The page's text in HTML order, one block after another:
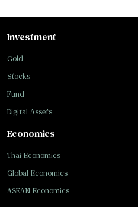
Investment
Gold
Stocks
Fund
Digital Assets
Economics
Thai Economics
Global Economics
ASEAN Economics